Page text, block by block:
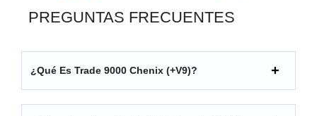
PREGUNTAS FRECUENTES
¿Qué Es Trade 9000 Chenix (+V9)?